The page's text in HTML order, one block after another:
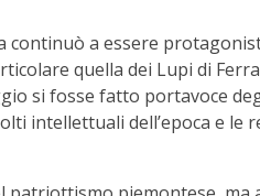
continuò a essere
quella dei Lupi di
si fosse fatto portavoce
intellettuali dell’epoca e le